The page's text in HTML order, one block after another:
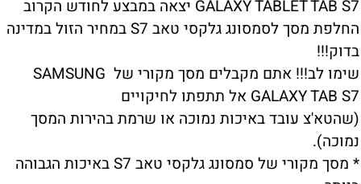
GALAXY TABLET TAB S7 יצאה במבצע לחודש הקרוב
החלפת מסך לסמסונג גלקסי טאב S7 במחיר הזול במדינה
בדוק!!!
שימו לב!!! אתם מקבלים מסך מקורי של SAMSUNG
GALAXY TAB S7 אל תתפתו לחיקויים
(שהטא'צ עובד באיכות נמוכה או שרמת בהירות המסך
נמוכה).
* מסך מקורי של סמסונג גלקסי טאב S7 באיכות הגבוהה